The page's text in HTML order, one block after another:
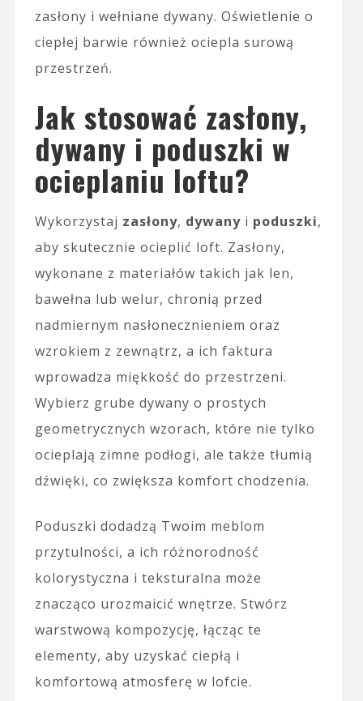
zasłony i wełniane dywany. Oświetlenie o
ciepłej barwie również ociepla surową
przestrzeń.
Jak stosować zasłony,
dywany i poduszki w
ocieplaniu loftu?
Wykorzystaj zasłony, dywanyi poduszki,
aby skutecznie ocieplić loft. Zasłony,
wykonane z materiałów takich jak len,
bawełna lub welur, chronią przed
nadmiernym nasłonecznieniem oraz
wzrokiem z zewnątrz, a ich faktura
wprowadza miękkość do przestrzeni.
Wybierz grube dywany o prostych
geometrycznych wzorach, które nie tylko
ocieplają zimne podłogi, ale także tłumią
dźwięki, co zwiększa komfort chodzenia.
Poduszki dodadzą Twoim meblom
przytulności, a ich różnorodność
kolorystyczna i teksturalna może
znacząco urozmaicić wnętrze. Stwórz
warstwową kompozycję, łącząc te
elementy, aby uzyskać ciepłą i
komfortową atmosferę w lofcie.